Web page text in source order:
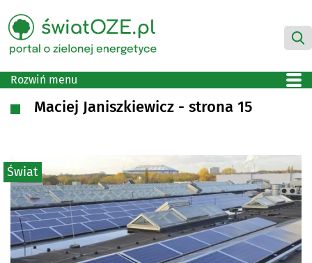
Rozwiń menu
Maciej Janiszkiewicz - strona 15
Świat